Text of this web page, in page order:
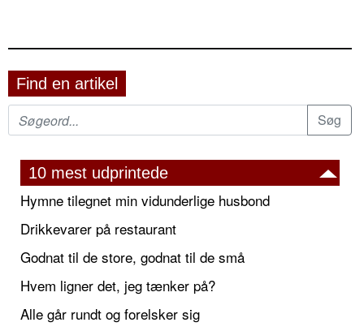
Find en artikel
10 mest udprintede
Hymne tilegnet min vidunderlige husbond
Drikkevarer på restaurant
Godnat til de store, godnat til de små
Hvem ligner det, jeg tænker på?
Alle går rundt og forelsker sig